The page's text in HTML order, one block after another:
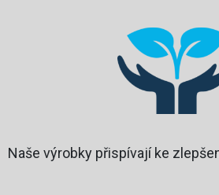
Naše výrobky přispívají ke